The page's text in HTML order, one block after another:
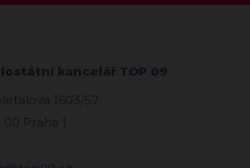
kancelář TOP 09
1603/57
00 Praha 1